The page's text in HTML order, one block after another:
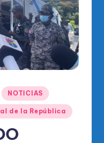
NOTICIAS
de la República